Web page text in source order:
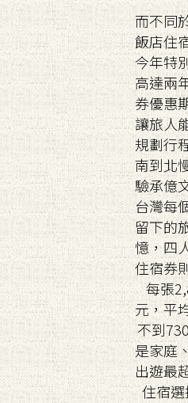
而不同
飯店住
今年特
高達兩
券優惠
讓旅人
規劃行
南到北
驗承億
台灣每
留下的
憶，四
住宿券
每張
元，平
不到
是家庭
出遊最
住宿